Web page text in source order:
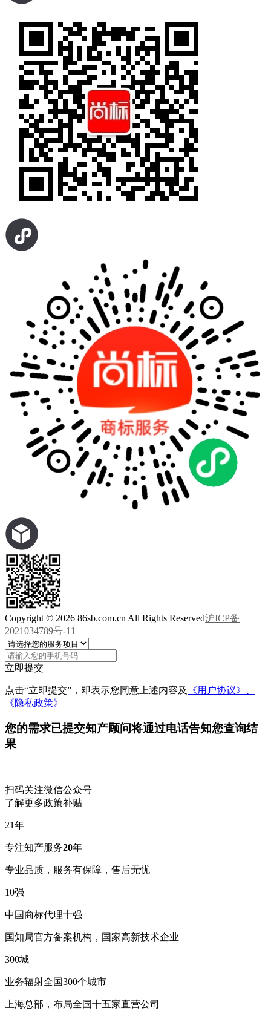
Copyright © 2026 86sb.com.cn All Rights Reserved沪ICP备
2021034789号-11
立即提交
点击“立即提交”，即表示您同意上述内容及
《用户协议》、
《隐私政策》
您的需求已提交知产顾问将通过电话告知您查询结
果
扫码关注微信公众号
了解更多政策补贴
21年
专注知产服务20年
专业品质，服务有保障，售后无忧
10强
中国商标代理十强
国知局官方备案机构，国家高新技术企业
300城
业务辐射全国300个城市
上海总部，布局全国十五家直营公司